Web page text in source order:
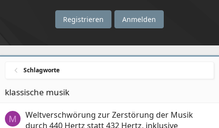
Registrieren Anmelden
Schlagworte
klassische musik
M
Weltverschwörung zur Zerstörung der Musik
durch 440 Hertz statt 432 Hertz, inklusive